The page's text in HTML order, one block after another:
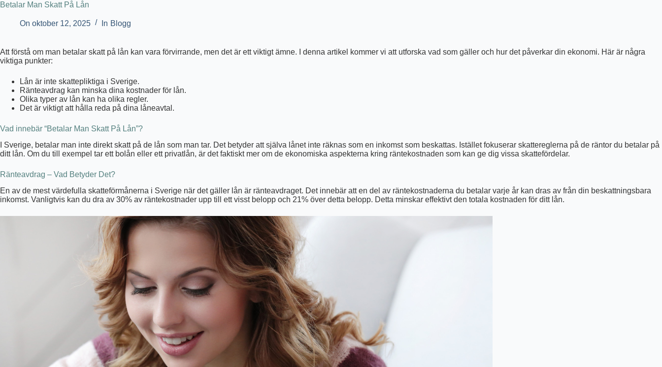
Betalar Man Skatt På Lån
On oktober 12, 2025 In Blogg
Att förstå om man betalar skatt på lån kan vara förvirrande, men det är ett viktigt ämne. I denna artikel kommer vi att utforska vad som gäller och hur det påverkar din ekonomi. Här är några
viktiga punkter:
Lån är inte skattepliktiga i Sverige.
Ränteavdrag kan minska dina kostnader för lån.
Olika typer av lån kan ha olika regler.
Det är viktigt att hålla reda på dina låneavtal.
Vad innebär “Betalar Man Skatt På Lån”?
I Sverige, betalar man inte direkt skatt på de lån som man tar. Det betyder att själva lånet inte räknas som en inkomst som beskattas. Istället fokuserar skattereglerna på de räntor du betalar på
ditt lån. Om du till exempel tar ett bolån eller ett privatlån, är det faktiskt mer om de ekonomiska aspekterna kring räntekostnaden som kan ge dig vissa skattefördelar.
Ränteavdrag – Vad Betyder Det?
En av de mest värdefulla skatteförmånerna i Sverige när det gäller lån är ränteavdraget. Det innebär att en del av räntekostnaderna du betalar varje år kan dras av från din beskattningsbara
inkomst. Vanligtvis kan du dra av 30% av räntekostnader upp till ett visst belopp och 21% över detta belopp. Detta minskar effektivt den totala kostnaden för ditt lån.